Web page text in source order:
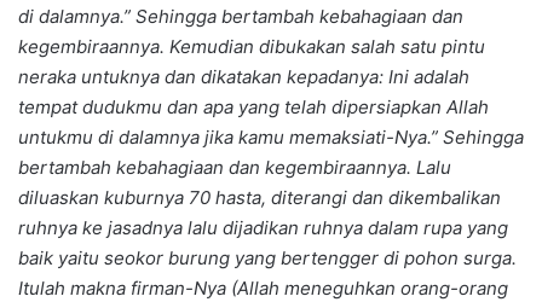
di dalamnya.” Sehingga bertambah kebahagiaan dan
kegembiraannya. Kemudian dibukakan salah satu pintu
neraka untuknya dan dikatakan kepadanya: Ini adalah
tempat dudukmu dan apa yang telah dipersiapkan Allah
untukmu di dalamnya jika kamu memaksiati-Nya.” Sehingga
bertambah kebahagiaan dan kegembiraannya. Lalu
diluaskan kuburnya 70 hasta, diterangi dan dikembalikan
ruhnya ke jasadnya lalu dijadikan ruhnya dalam rupa yang
baik yaitu seokor burung yang bertengger di pohon surga.
Itulah makna firman-Nya (Allah meneguhkan orang-orang